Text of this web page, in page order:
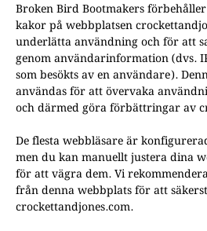
Broken Bird Bootmakers
kakor på webbplatsen
underlätta användning och för att
genom användarinformation (dvs.
som besökts av en användare).
användas för att övervaka
och därmed göra förbättringar av
De flesta webbläsare är
men du kan manuellt justera dina
för att vägra dem. Vi
från denna webbplats för att
crockettandjones.com.